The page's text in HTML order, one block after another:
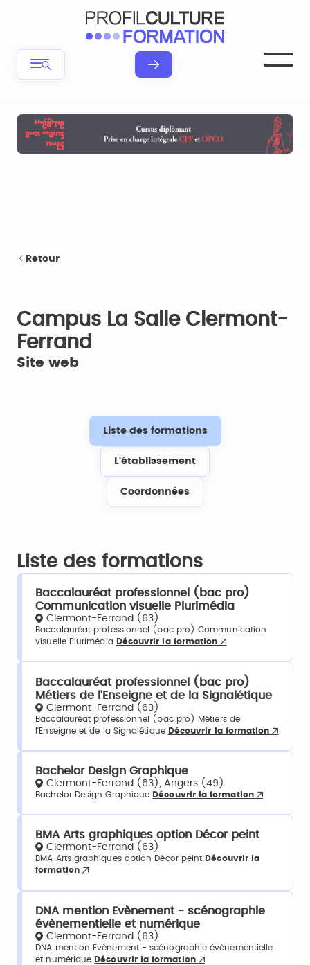
Retour
Campus La Salle Clermont-
Ferrand
Site web
Liste des formations
L'établissement
Coordonnées
Liste des formations
Baccalauréat professionnel (bac pro)
Communication visuelle Plurimédia
Clermont-Ferrand (63)
Baccalauréat professionnel (bac pro) Communication
visuelle Plurimédia Découvrir la formation
Baccalauréat professionnel (bac pro)
Métiers de l'Enseigne et de la Signalétique
Clermont-Ferrand (63)
Baccalauréat professionnel (bac pro) Métiers de
l'Enseigne et de la Signalétique Découvrir la formation
Bachelor Design Graphique
Clermont-Ferrand (63), Angers (49)
Bachelor Design Graphique Découvrir la formation
BMA Arts graphiques option Décor peint
Clermont-Ferrand (63)
BMA Arts graphiques option Décor peint Découvrir la
formation
DNA mention Evènement - scénographie
évènementielle et numérique
Clermont-Ferrand (63)
DNA mention Evènement - scénographie évènementielle
et numérique Découvrir la formation